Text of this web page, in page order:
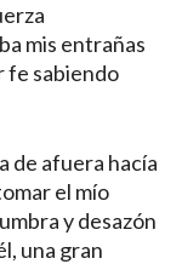
mis entrañas
fe sabiendo
de afuera hacía
el mío
y desazón
una gran